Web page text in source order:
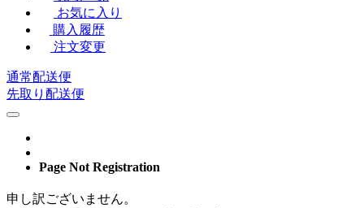
お気に入り
購入履歴
注文変更
通常配送便
先取り配送便
Page Not Registration
申し訳ございません。